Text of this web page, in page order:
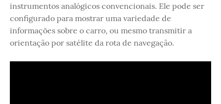
instrumentos analógicos convencionais. Ele pode ser
configurado para mostrar uma variedade de
informações sobre o carro, ou mesmo transmitir a
orientação por satélite da rota de navegação.